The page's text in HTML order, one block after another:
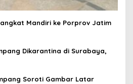
Mandiri ke Porprov Jatim
Dikarantina di Surabaya,
Soroti Gambar Latar